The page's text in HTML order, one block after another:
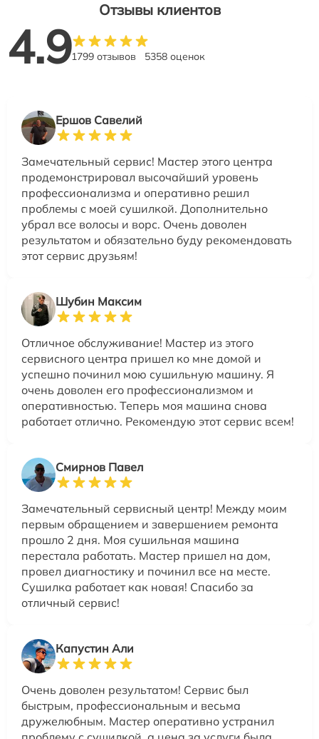
Отзывы клиентов
4.91799 отзывов 5358 оценок
Ершов Савелий
Замечательный сервис! Мастер этого центра
продемонстрировал высочайший уровень
профессионализма и оперативно решил
проблемы с моей сушилкой. Дополнительно
убрал все волосы и ворс. Очень доволен
результатом и обязательно буду рекомендовать
этот сервис друзьям!
Шубин Максим
Отличное обслуживание! Мастер из этого
сервисного центра пришел ко мне домой и
успешно починил мою сушильную машину. Я
очень доволен его профессионализмом и
оперативностью. Теперь моя машина снова
работает отлично. Рекомендую этот сервис всем!
Смирнов Павел
Замечательный сервисный центр! Между моим
первым обращением и завершением ремонта
прошло 2 дня. Моя сушильная машина
перестала работать. Мастер пришел на дом,
провел диагностику и починил все на месте.
Сушилка работает как новая! Спасибо за
отличный сервис!
Капустин Али
Очень доволен результатом! Сервис был
быстрым, профессиональным и весьма
дружелюбным. Мастер оперативно устранил